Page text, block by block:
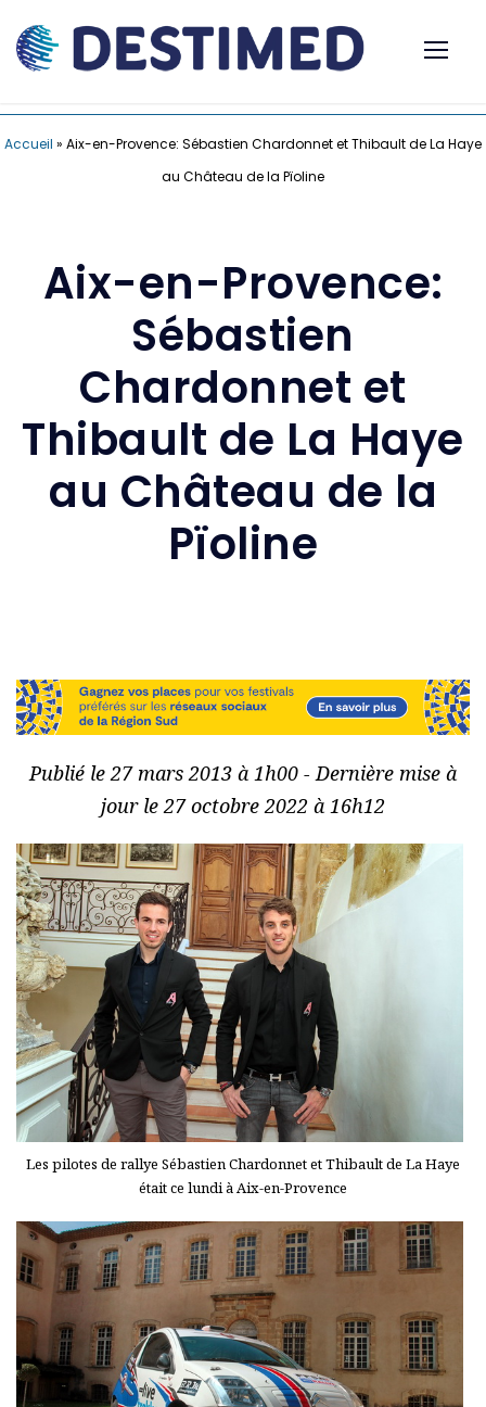
Accueil » Aix-en-Provence: Sébastien Chardonnet et Thibault de La Haye
au Château de la Pïoline
Aix-en-Provence:
Sébastien
Chardonnet et
Thibault de La Haye
au Château de la
Pïoline
Publié le 27 mars 2013 à 1h00 - Dernière mise à
jour le 27 octobre 2022 à 16h12
Les pilotes de rallye Sébastien Chardonnet et Thibault de La Haye
était ce lundi à Aix-en-Provence